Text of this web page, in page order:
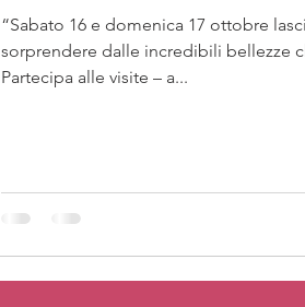
“Sabato 16 e domenica 17 ottobre
sorprendere dalle incredibili bellezze
Partecipa alle visite – a...